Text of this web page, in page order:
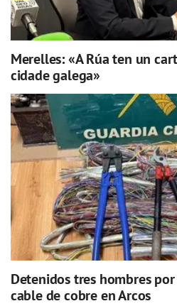
Merelles: «A Rúa ten un
cidade galega»
Detenidos tres hombres
cable de cobre en Arcos